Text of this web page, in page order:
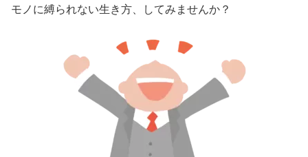
モノに縛られない生き方、してみませんか？